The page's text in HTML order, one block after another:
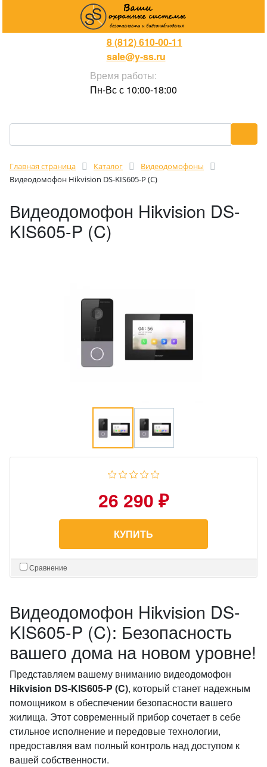
8 (812) 610-00-11
sale@y-ss.ru
Время работы:
Пн-Вс с 10:00-18:00
Главная страница Каталог
Видеодомофоны
Видеодомофон Hikvision DS-KIS605-P (C)
Видеодомофон Hikvision DS-
KIS605-P (C)
26 290 ₽
КУПИТЬ
Сравнение
Видеодомофон Hikvision DS-
KIS605-P (C): Безопасность
вашего дома на новом уровне!
Представляем вашему вниманию видеодомофон
Hikvision DS-KIS605-P (C), который станет надежным
помощником в обеспечении безопасности вашего
жилища. Этот современный прибор сочетает в себе
стильное исполнение и передовые технологии,
предоставляя вам полный контроль над доступом к
вашей собственности.